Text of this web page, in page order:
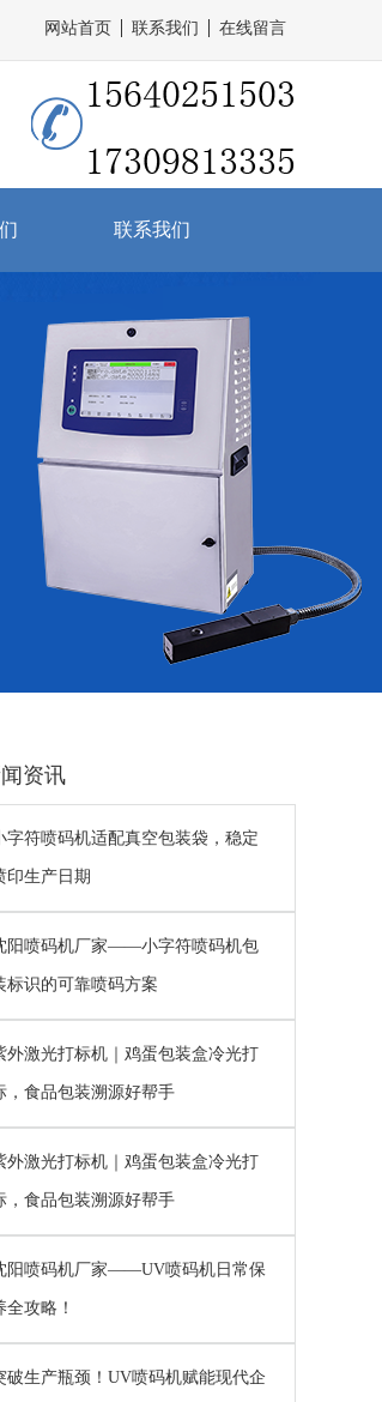
网站首页 联系我们 在线留言
联系我们
资讯
字符喷码机适配真空包装袋，稳定
印生产日期
阳喷码机厂家——小字符喷码机包
标识的可靠喷码方案
外激光打标机｜鸡蛋包装盒冷光打
，食品包装溯源好帮手
外激光打标机｜鸡蛋包装盒冷光打
，食品包装溯源好帮手
阳喷码机厂家——UV喷码机日常保
全攻略！
破生产瓶颈！UV喷码机赋能现代企